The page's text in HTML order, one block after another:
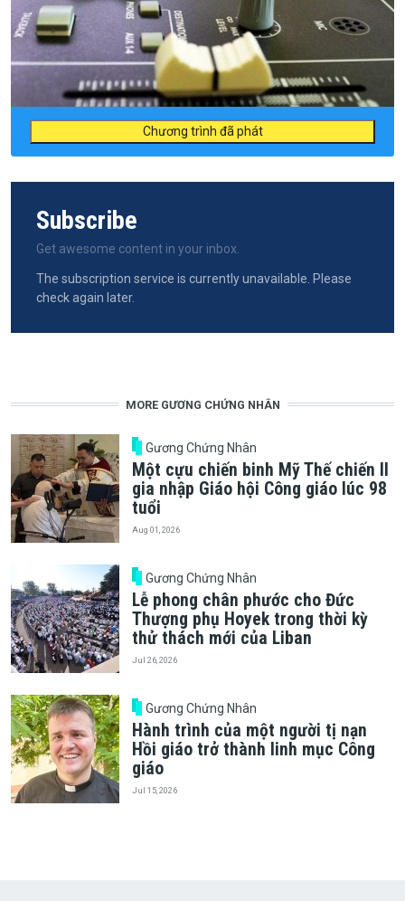
Chương trình đã phát
Subscribe
Get awesome content in your inbox.
The subscription service is currently unavailable. Please
check again later.
MORE GƯƠNG CHỨNG NHÂN
Gương Chứng Nhân
Một cựu chiến binh Mỹ Thế chiến II
gia nhập Giáo hội Công giáo lúc 98
tuổi
Aug 01, 2026
Gương Chứng Nhân
Lễ phong chân phước cho Đức
Thượng phụ Hoyek trong thời kỳ
thử thách mới của Liban
Jul 26, 2026
Gương Chứng Nhân
Hành trình của một người tị nạn
Hồi giáo trở thành linh mục Công
giáo
Jul 15, 2026